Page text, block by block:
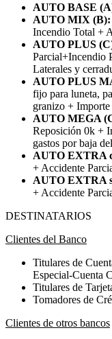
AUTO BASE
AUTO MIX (B):
Incendio Total +
AUTO PLUS
Parcial+Incendio
Laterales y
AUTO PLUS
fijo para luneta,
granizo +
AUTO MEGA
Reposición 0k +
gastos por baja
AUTO EXTRA
+ Accidente
AUTO EXTRA
+ Accidente
DESTINATARIOS
Clientes del Banco
Titulares de
Especial-Cuenta
Titulares de
Tomadores de
Clientes de otros bancos